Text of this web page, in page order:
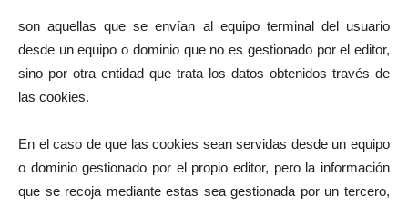
son aquellas que se envían al equipo terminal del usuario
desde un equipo o dominio que no es gestionado por el editor,
sino por otra entidad que trata los datos obtenidos través de
las cookies.
En el caso de que las cookies sean servidas desde un equipo
o dominio gestionado por el propio editor, pero la información
que se recoja mediante estas sea gestionada por un tercero,